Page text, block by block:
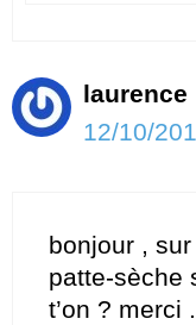
laurence
12/10/
bonjour ,
patte-sèche
t’on ? merci .